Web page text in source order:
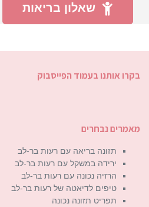
שאלון בריאות
בקרו אותנו בעמוד הפייסבוק
מאמרים נבחרים
תזונה בריאה עם רעות בר-לב
ירידה במשקל עם רעות בר-לב
הרזיה נכונה עם רעות בר-לב
טיפים לדיאטה של רעות בר-לב
תפריט תזונה נכונה